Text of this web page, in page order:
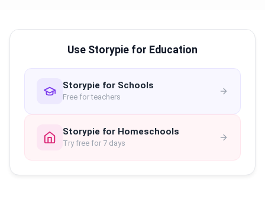
Use Storypie for Education
Storypie for Schools
Free for teachers
Storypie for Homeschools
Try free for 7 days